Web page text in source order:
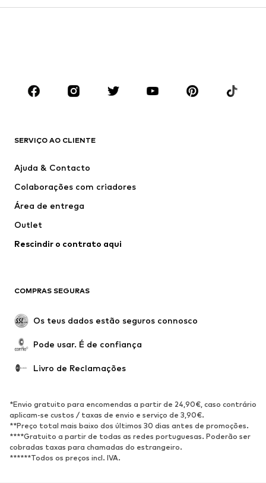
Saias
Blusas e Túnicas
Acessórios
Premium
Novidades
Roupa interior
Sobretudos
Roupa de banho
Upcycling
SAPATOS
Novidades
altos
Sandálias
Sapatos baixos
Sapatilhas de desporto
Sabrinas
Sapatos abertos
SERVIÇO AO CLIENTE
Ajuda & Contacto
Colaborações com criadores
Área de entrega
Outlet
Rescindir o contrato aqui
COMPRAS SEGURAS
Os teus dados estão seguros connosco
Pode usar. É de confiança
Livro de Reclamações
*Envio gratuito para encomendas a partir de 24,90€, caso contrário
aplicam-se custos / taxas de envio e serviço de 3,90€.
**Preço total mais baixo dos últimos 30 dias antes de promoções.
****Gratuito a partir de todas as redes portuguesas. Poderão ser
cobradas taxas para chamadas do estrangeiro.
******Todos os preços incl. IVA.